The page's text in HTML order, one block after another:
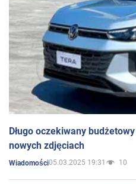
Długo oczekiwany
nowych zdjęciach
Wiadomości05.03.2025 19:31 10